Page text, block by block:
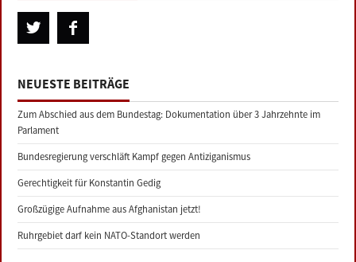
NEUESTE BEITRÄGE
Zum Abschied aus dem Bundestag: Dokumentation über 3 Jahrzehnte im
Parlament
Bundesregierung verschläft Kampf gegen Antiziganismus
Gerechtigkeit für Konstantin Gedig
Großzügige Aufnahme aus Afghanistan jetzt!
Ruhrgebiet darf kein NATO-Standort werden